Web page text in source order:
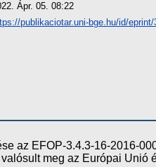
Ápr. 05. 08:22
publikaciotar.uni-bge.hu/id/eprint/
az EFOP-3.4.3-16-2016-
meg az Európai Unió